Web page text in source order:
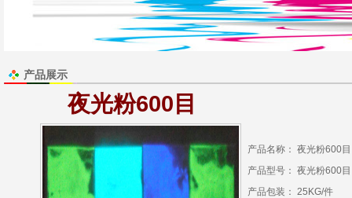
产品展示
夜光粉600目
产品名称： 夜光粉600目
产品型号： 夜光粉600目
产品包装： 25KG/件